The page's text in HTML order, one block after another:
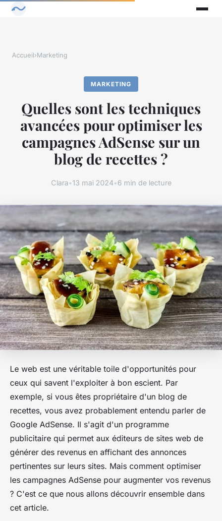
Accueil›Marketing
MARKETING
Quelles sont les techniques
avancées pour optimiser les
campagnes AdSense sur un
blog de recettes ?
Clara•13 mai 2024•6 min de lecture
Le web est une véritable toile d'opportunités pour
ceux qui savent l'exploiter à bon escient. Par
exemple, si vous êtes propriétaire d'un blog de
recettes, vous avez probablement entendu parler de
Google AdSense. Il s'agit d'un programme
publicitaire qui permet aux éditeurs de sites web de
générer des revenus en affichant des annonces
pertinentes sur leurs sites. Mais comment optimiser
les campagnes AdSense pour augmenter vos revenus
? C'est ce que nous allons découvrir ensemble dans
cet article.